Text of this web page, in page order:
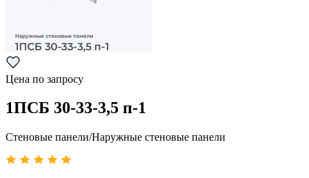
Цена по запросу
1ПСБ 30-33-3,5 п-1
Стеновые панели/Наружные стеновые панели